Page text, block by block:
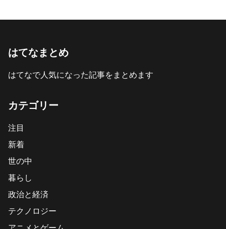
はてなまとめ
はてなで人気になった記事をまとめます
カテゴリー
注目
新着
世の中
暮らし
政治と経済
テクノロジー